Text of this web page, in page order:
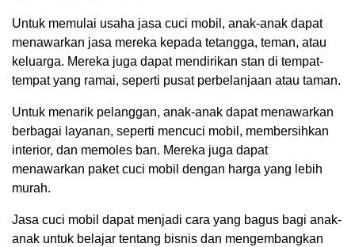
Untuk memulai usaha jasa cuci mobil, anak-anak dapat
menawarkan jasa mereka kepada tetangga, teman, atau
keluarga. Mereka juga dapat mendirikan stan di tempat-
tempat yang ramai, seperti pusat perbelanjaan atau taman.
Untuk menarik pelanggan, anak-anak dapat menawarkan
berbagai layanan, seperti mencuci mobil, membersihkan
interior, dan memoles ban. Mereka juga dapat
menawarkan paket cuci mobil dengan harga yang lebih
murah.
Jasa cuci mobil dapat menjadi cara yang bagus bagi anak-
anak untuk belajar tentang bisnis dan mengembangkan